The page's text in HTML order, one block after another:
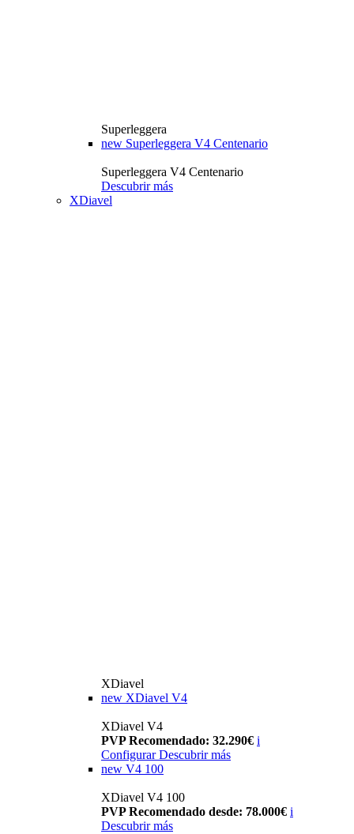
Superleggera
new Superleggera V4 Centenario
Superleggera V4 Centenario
Descubrir más
XDiavel
XDiavel
new XDiavel V4
XDiavel V4
PVP Recomendado: 32.290€ i
Configurar Descubrir más
new V4 100
XDiavel V4 100
PVP Recomendado desde: 78.000€ i
Descubrir más